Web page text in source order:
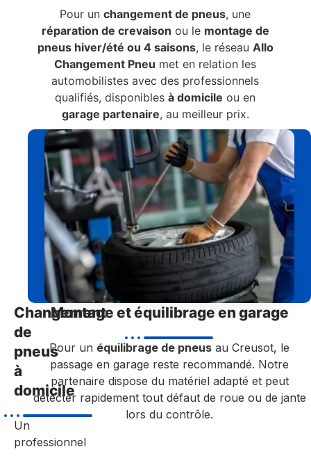
Pour unchangement de pneus, une
réparation de crevaison ou le montage de
pneus hiver/été ou 4 saisons, le réseau Allo
Changement Pneu met en relation les
automobilistes avec des professionnels
qualifiés, disponiblesà domicile ou en
garage partenaire, au meilleur prix.
Changement
de
pneus
à
domicile
Un
professionnel
Montage et équilibrage en garage
Pour un équilibrage de pneus au Creusot, le
passage en garage reste recommandé. Notre
partenaire dispose du matériel adapté et peut
détecter rapidement tout défaut de roue ou de jante
lors du contrôle.